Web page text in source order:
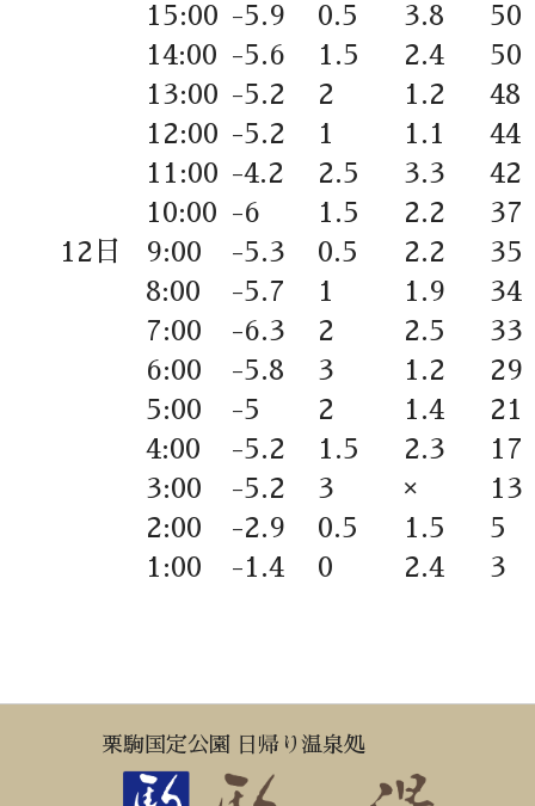
12日
15:00 -5.9 0.5 3.8
50
14:00 -5.6 1.5 2.4
50
13:00 -5.2 2 1.2
48
12:00 -5.2 1 1.1
44
11:00 -4.2 2.5 3.3
42
10:00 -6 1.5 2.2
37
9:00
-5.3 0.5 2.2
35
8:00
-5.7 1 1.9
34
7:00
-6.3 2 2.5
33
6:00
-5.8 3 1.2
29
5:00
-5 2 1.4
21
4:00
-5.2 1.5 2.3
17
3:00
-5.2 3 ×
13
2:00
-2.9 0.5 1.5
5
1:00
-1.4 0 2.4 3
栗駒国定公園 日帰り温泉処